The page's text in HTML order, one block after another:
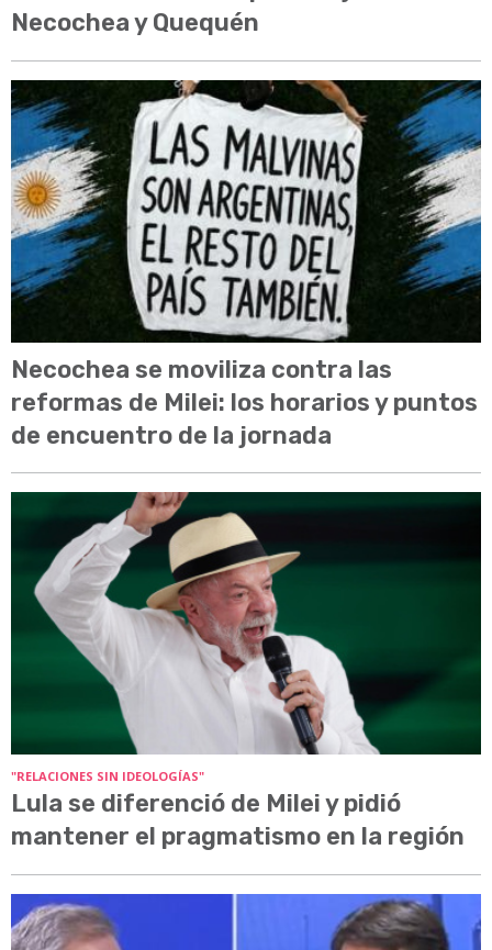
Necochea y Quequén
Necochea se moviliza contra las
reformas de Milei: los horarios y puntos
de encuentro de la jornada
"RELACIONES SIN IDEOLOGÍAS"
Lula se diferenció de Milei y pidió
mantener el pragmatismo en la región